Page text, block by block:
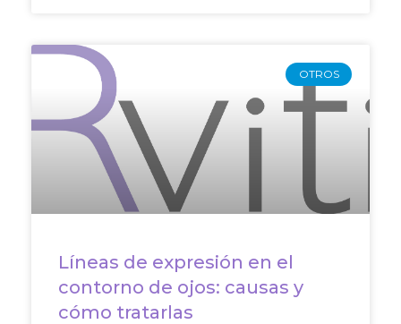
OTROS
Líneas de expresión en el
contorno de ojos: causas y
cómo tratarlas